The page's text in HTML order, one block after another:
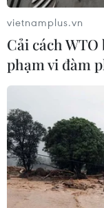
Dịch vụ tin
Liên hệ
Giấy phép số:
cấp ngày 11/9/2008.
Quảng cáo: Phó
tamvna@gmail.com
Điện thoại: (024)
39411348
vietnamplus.vn
Cải cách
phạm vi đàm